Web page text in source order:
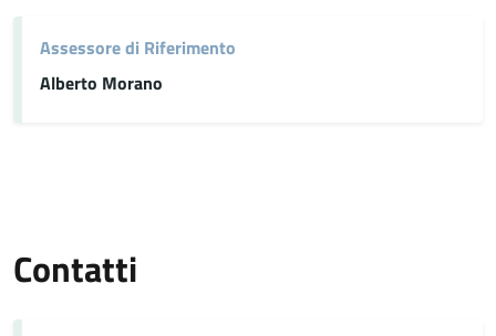
Assessore di Riferimento
Alberto Morano
Contatti